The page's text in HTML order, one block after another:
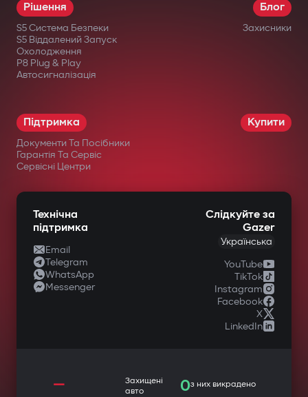
Рішення
S5 Система Безпеки
S5 Віддалений Запуск
Охолодження
P8 Plug & Play
Автосигналізація
Блог
Захисники
Підтримка
Документи Та Посібники
Гарантія Та Сервіс
Сервісні Центри
Купити
Технічна
підтримка
Email
Telegram
WhatsApp
Messenger
Слідкуйте за
Gazer
Українська
YouTube
TikTok
Instagram
Facebook
X
LinkedIn
—
Захищені
авто
0з них викрадено